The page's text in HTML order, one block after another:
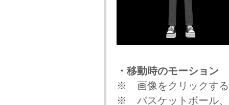
・移動時のモーション
※ 画像をクリックする
※ バスケットボール、